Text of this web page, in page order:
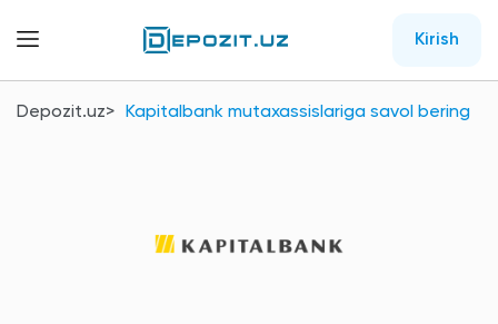
Kirish
Depozit.uz Kapitalbank mutaxassislariga savol bering